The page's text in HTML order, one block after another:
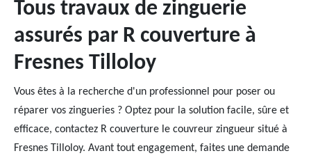
Tous travaux de zinguerie
assurés par R couverture à
Fresnes Tilloloy
Vous êtes à la recherche d'un professionnel pour poser ou
réparer vos zingueries ? Optez pour la solution facile, sûre et
efficace, contactez R couverture le couvreur zingueur situé à
Fresnes Tilloloy. Avant tout engagement, faites une demande